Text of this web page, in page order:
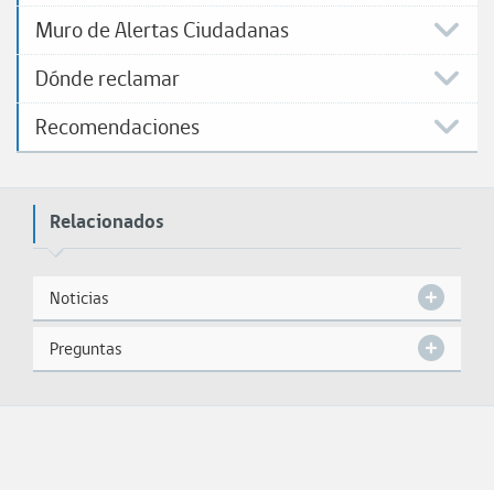
Muro de Alertas Ciudadanas
Dónde reclamar
Recomendaciones
Relacionados
Noticias
Preguntas